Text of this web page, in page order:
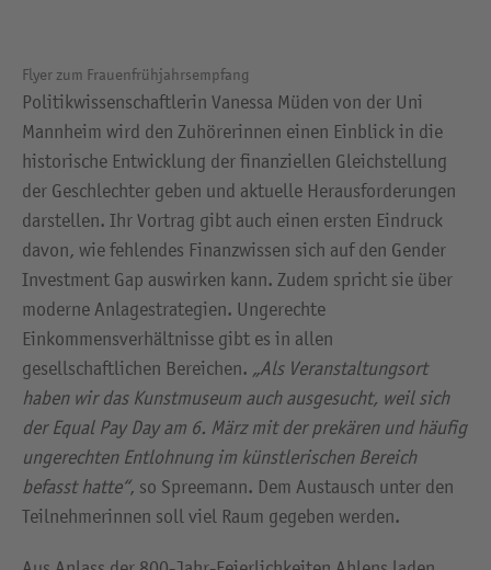
Flyer zum Frauenfrühjahrsempfang
Politikwissenschaftlerin Vanessa Müden von der Uni
Mannheim wird den Zuhörerinnen einen Einblick in die
historische Entwicklung der finanziellen Gleichstellung
der Geschlechter geben und aktuelle Herausforderungen
darstellen. Ihr Vortrag gibt auch einen ersten Eindruck
davon, wie fehlendes Finanzwissen sich auf den Gender
Investment Gap auswirken kann. Zudem spricht sie über
moderne Anlagestrategien. Ungerechte
Einkommensverhältnisse gibt es in allen
gesellschaftlichen Bereichen. „Als Veranstaltungsort
haben wir das Kunstmuseum auch ausgesucht, weil sich
der Equal Pay Day am 6. März mit der prekären und häufig
ungerechten Entlohnung im künstlerischen Bereich
befasst hatte“, so Spreemann. Dem Austausch unter den
Teilnehmerinnen soll viel Raum gegeben werden.